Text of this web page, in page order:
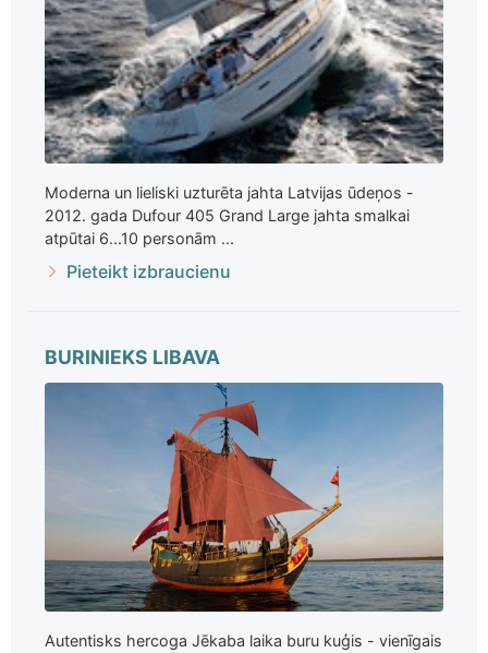
Moderna un lieliski uzturēta jahta Latvijas ūdeņos -
2012. gada Dufour 405 Grand Large jahta smalkai
atpūtai 6...10 personām ...
Pieteikt izbraucienu
BURINIEKS LIBAVA
Autentisks hercoga Jēkaba laika buru kuģis - vienīgais